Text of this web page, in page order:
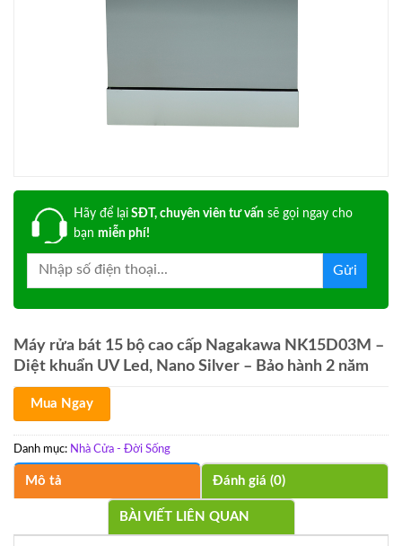
Hãy để lại SĐT, chuyên viên tư vấn sẽ gọi ngay cho
bạn miễn phí!
Máy rửa bát 15 bộ cao cấp Nagakawa NK15D03M –
Diệt khuẩn UV Led, Nano Silver – Bảo hành 2 năm
Mua Ngay
Danh mục: Nhà Cửa - Đời Sống
Mô tả Đánh giá (0)
BÀI VIẾT LIÊN QUAN